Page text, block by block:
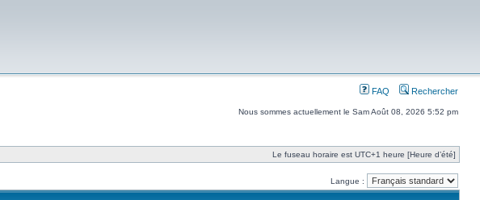
FAQ Rechercher
Nous sommes actuellement le Sam Août 08, 2026 5:52 pm
Le fuseau horaire est UTC+1 heure [Heure d’été]
Langue :